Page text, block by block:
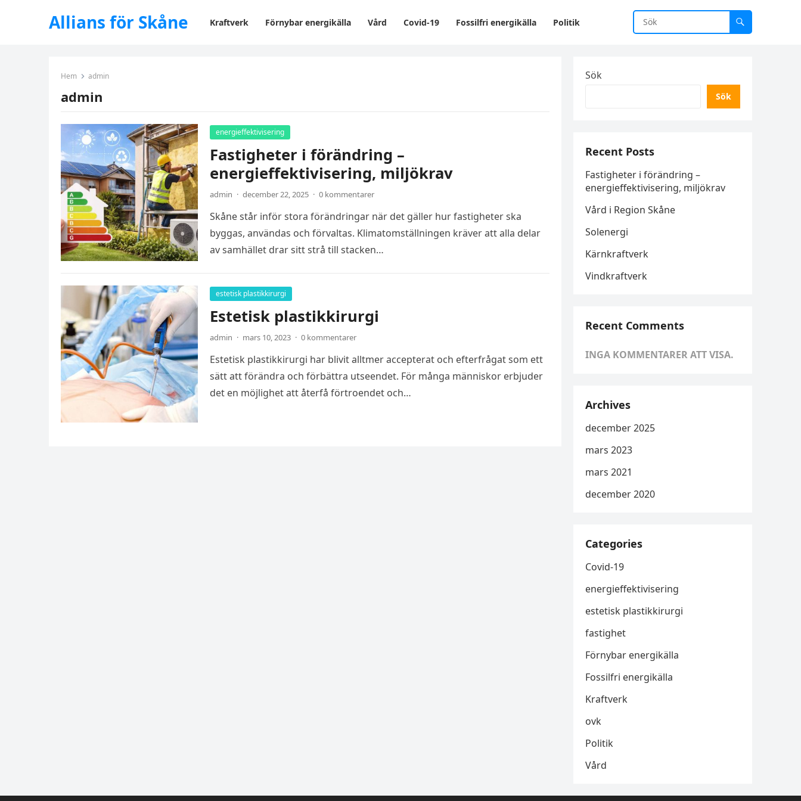
Allians för Skåne Kraftverk Förnybar energikälla Vård Covid-19 Fossilfri energikälla Politik
Hem admin
admin
energieffektivisering
Fastigheter i förändring –
energieffektivisering, miljökrav
admin · december 22, 2025 · 0 kommentarer
Skåne står inför stora förändringar när det gäller hur fastigheter ska
byggas, användas och förvaltas. Klimatomställningen kräver att alla delar
av samhället drar sitt strå till stacken…
estetisk plastikkirurgi
Estetisk plastikkirurgi
admin · mars 10, 2023 · 0 kommentarer
Estetisk plastikkirurgi har blivit alltmer accepterat och efterfrågat som ett
sätt att förändra och förbättra utseendet. För många människor erbjuder
det en möjlighet att återfå förtroendet och…
Sök
Sök
Recent Posts
Fastigheter i förändring –
energieffektivisering, miljökrav
Vård i Region Skåne
Solenergi
Kärnkraftverk
Vindkraftverk
Recent Comments
INGA KOMMENTARER ATT VISA.
Archives
december 2025
mars 2023
mars 2021
december 2020
Categories
Covid-19
energieffektivisering
estetisk plastikkirurgi
fastighet
Förnybar energikälla
Fossilfri energikälla
Kraftverk
ovk
Politik
Vård